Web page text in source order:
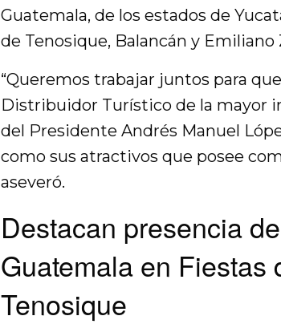
Guatemala, de los estados de
de Tenosique, Balancán y Emiliano
“Queremos trabajar juntos para
Distribuidor Turístico de la mayor
del Presidente Andrés Manuel
como sus atractivos que posee
aseveró.
Destacan presencia
Guatemala en Fiestas
Tenosique